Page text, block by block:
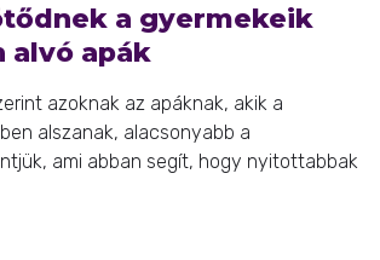
a gyermekeik
alvó apák
azoknak az apáknak, akik a
alszanak, alacsonyabb a
ami abban segít, hogy nyitottabbak